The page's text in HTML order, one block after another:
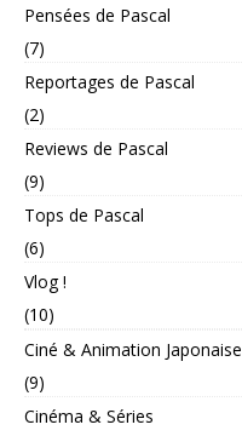
Pensées de Pascal
(7)
Reportages de Pascal
(2)
Reviews de Pascal
(9)
Tops de Pascal
(6)
Vlog !
(10)
Ciné & Animation Japonaise
(9)
Cinéma & Séries